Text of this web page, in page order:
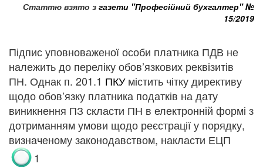
Статтю взято з газети "Професійний бухгалтер"№
15/2019
Підпис уповноваженої особи платника ПДВ не
належить до переліку обов’язкових реквізитів
ПН. Однак п. 201.1 ПКУмістить чітку директиву
щодо обов’язку платника податків на дату
виникнення ПЗ скласти ПН в електронній формі з
дотриманням умови щодо реєстрації у порядку,
визначеному законодавством, накласти ЕЦП
1